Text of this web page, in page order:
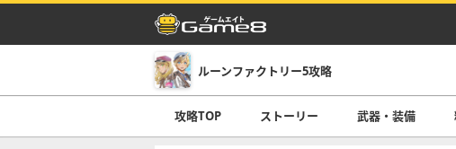
ルーンファクトリー5攻略
攻略TOP ストーリー 武器・装備